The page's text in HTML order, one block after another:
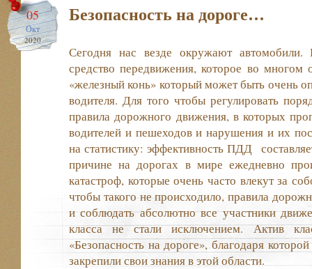
05
Окт
2020
Безопасность на дороге…
Сегодня нас везде окружают
средство передвижения, которое во
«железный конь» который может быть очень
водителя. Для того чтобы регулировать
правила дорожного движения, в которых
водителей и пешеходов и нарушения и их
на статистику: эффективность ПДД
причине на дорогах в мире ежедневно
катастроф, которые очень часто влекут за
чтобы такого не происходило, правила
и соблюдать абсолютно все участники
класса не стали исключением. Актив
«Безопасность на дороге», благодаря
закрепили свои знания в этой области.